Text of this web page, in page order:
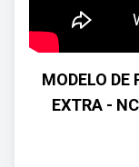
MODELO DE
EXTRA -